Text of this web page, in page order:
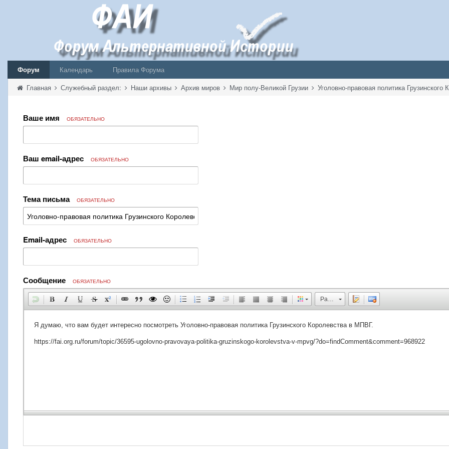
Форум Календарь
Правила Форума
Главная Служебный раздел: Наши архивы Архив миров Мир полу-Великой Грузии Уголовно-правовая политика
Ваше имя ОБЯЗАТЕЛЬНО
Ваш email-адрес ОБЯЗАТЕЛЬНО
Тема письма ОБЯЗАТЕЛЬНО
Email-адрес ОБЯЗАТЕЛЬНО
Сообщение ОБЯЗАТЕЛЬНО
Размер